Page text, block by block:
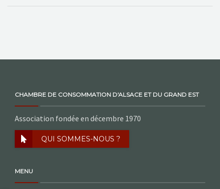
CHAMBRE DE CONSOMMATION D'ALSACE ET DU GRAND EST
Association fondée en décembre 1970
QUI SOMMES-NOUS ?
MENU